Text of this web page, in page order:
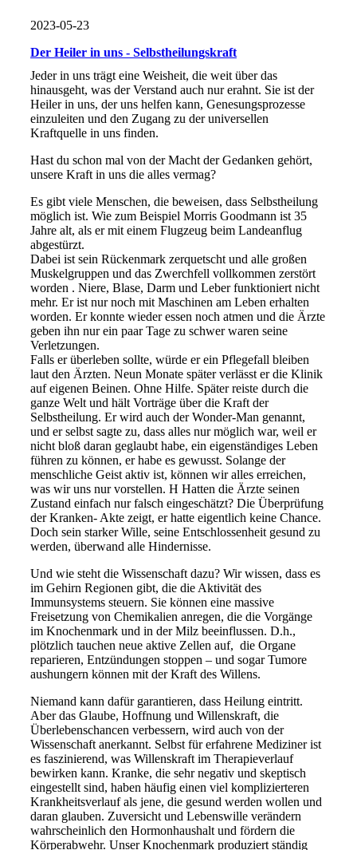
2023-05-23
Der Heiler in uns - Selbstheilungskraft
Jeder in uns trägt eine Weisheit, die weit über das
hinausgeht, was der Verstand auch nur erahnt. Sie ist der
Heiler in uns, der uns helfen kann, Genesungsprozesse
einzuleiten und den Zugang zu der universellen
Kraftquelle in uns finden.
Hast du schon mal von der Macht der Gedanken gehört,
unsere Kraft in uns die alles vermag?
Es gibt viele Menschen, die beweisen, dass Selbstheilung
möglich ist. Wie zum Beispiel Morris Goodmann ist 35
Jahre alt, als er mit einem Flugzeug beim Landeanflug
abgestürzt.
Dabei ist sein Rückenmark zerquetscht und alle großen
Muskelgruppen und das Zwerchfell vollkommen zerstört
worden . Niere, Blase, Darm und Leber funktioniert nicht
mehr. Er ist nur noch mit Maschinen am Leben erhalten
worden. Er konnte wieder essen noch atmen und die Ärzte
geben ihn nur ein paar Tage zu schwer waren seine
Verletzungen.
Falls er überleben sollte, würde er ein Pflegefall bleiben
laut den Ärzten. Neun Monate später verlässt er die Klinik
auf eigenen Beinen. Ohne Hilfe. Später reiste durch die
ganze Welt und hält Vorträge über die Kraft der
Selbstheilung. Er wird auch der Wonder-Man genannt,
und er selbst sagte zu, dass alles nur möglich war, weil er
nicht bloß daran geglaubt habe, ein eigenständiges Leben
führen zu können, er habe es gewusst. Solange der
menschliche Geist aktiv ist, können wir alles erreichen,
was wir uns nur vorstellen. H Hatten die Ärzte seinen
Zustand einfach nur falsch eingeschätzt? Die Überprüfung
der Kranken- Akte zeigt, er hatte eigentlich keine Chance.
Doch sein starker Wille, seine Entschlossenheit gesund zu
werden, überwand alle Hindernisse.
Und wie steht die Wissenschaft dazu? Wir wissen, dass es
im Gehirn Regionen gibt, die die Aktivität des
Immunsystems steuern. Sie können eine massive
Freisetzung von Chemikalien anregen, die die Vorgänge
im Knochenmark und in der Milz beeinflussen. D.h.,
plötzlich tauchen neue aktive Zellen auf, die Organe
reparieren, Entzündungen stoppen – und sogar Tumore
aushungern können mit der Kraft des Willens.
Niemand kann dafür garantieren, dass Heilung eintritt.
Aber das Glaube, Hoffnung und Willenskraft, die
Überlebenschancen verbessern, wird auch von der
Wissenschaft anerkannt. Selbst für erfahrene Mediziner ist
es faszinierend, was Willenskraft im Therapieverlauf
bewirken kann. Kranke, die sehr negativ und skeptisch
eingestellt sind, haben häufig einen viel komplizierteren
Krankheitsverlauf als jene, die gesund werden wollen und
daran glauben. Zuversicht und Lebenswille verändern
wahrscheinlich den Hormonhaushalt und fördern die
Körperabwehr. Unser Knochenmark produziert ständig